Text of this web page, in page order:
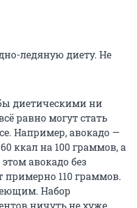
ледяную диету. Не
диетическими ни
равно могут стать
Например, авокадо —
ккал на 100 граммов, а
авокадо без
110 граммов.
Набор
ничуть не хуже,